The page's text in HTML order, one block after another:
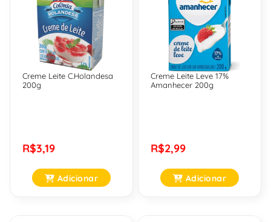
Creme Leite C.Holandesa
200g
R$3,19
Adicionar
Creme Leite Leve 17%
Amanhecer 200g
R$2,99
Adicionar